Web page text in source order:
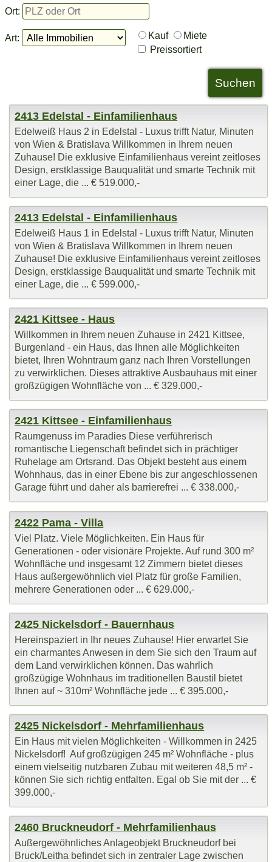
Ort:
Art: Kauf
Miete
Preissortiert
2413 Edelstal - Einfamilienhaus
Edelweiß Haus 2 in Edelstal - Luxus trifft Natur, Minuten
von Wien & Bratislava Willkommen in Ihrem neuen
Zuhause! Die exklusive Einfamilienhaus vereint zeitloses
Design, erstklassige Bauqualität und smarte Technik mit
einer Lage, die ... € 519.000,-
2413 Edelstal - Einfamilienhaus
Edelweiß Haus 1 in Edelstal - Luxus trifft Natur, Minuten
von Wien & Bratislava Willkommen in Ihrem neuen
Zuhause! Die exklusive Einfamilienhaus vereint zeitloses
Design, erstklassige Bauqualität und smarte Technik mit
einer Lage, die ... € 599.000,-
2421 Kittsee - Haus
Willkommen in Ihrem neuen Zuhause in 2421 Kittsee,
Burgenland - ein Haus, das Ihnen alle Möglichkeiten
bietet, Ihren Wohntraum ganz nach Ihren Vorstellungen
zu verwirklichen. Dieses attraktive Ausbauhaus mit einer
großzügigen Wohnfläche von ... € 329.000,-
2421 Kittsee - Einfamilienhaus
Raumgenuss im Paradies Diese verführerisch
romantische Liegenschaft befindet sich in prächtiger
Ruhelage am Ortsrand. Das Objekt besteht aus einem
Wohnhaus, das in einer Ebene bis zur angeschlossenen
Garage führt und daher als barrierefrei ... € 338.000,-
2422 Pama - Villa
Viel Platz. Viele Möglichkeiten. Ein Haus für
Generationen - oder visionäre Projekte. Auf rund 300 m²
Wohnfläche und insgesamt 12 Zimmern bietet dieses
Haus außergewöhnlich viel Platz für große Familien,
mehrere Generationen oder ... € 629.000,-
2425 Nickelsdorf - Bauernhaus
Hereinspaziert in Ihr neues Zuhause! Hier erwartet Sie
ein charmantes Anwesen in dem Sie sich den Traum auf
dem Land verwirklichen können. Das wahrlich
großzügige Wohnhaus im traditionellen Baustil bietet
Ihnen auf ~ 310m² Wohnfläche jede ... € 395.000,-
2425 Nickelsdorf - Mehrfamilienhaus
Ein Haus mit vielen Möglichkeiten - Willkommen in 2425
Nickelsdorf! Auf großzügigen 245 m² Wohnfläche - plus
einem vielseitig nutzbaren Zubau mit weiteren 48,5 m² -
können Sie sich richtig entfalten. Egal ob Sie mit der ... €
399.000,-
2460 Bruckneudorf - Mehrfamilienhaus
Außergewöhnliches Anlageobjekt Bruckneudorf bei
Bruck/Leitha befindet sich in zentraler Lage zwischen